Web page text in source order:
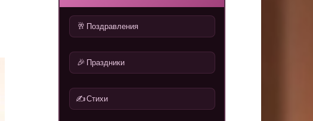
🥂 Поздравления
🎉 Праздники
✍️Стихи